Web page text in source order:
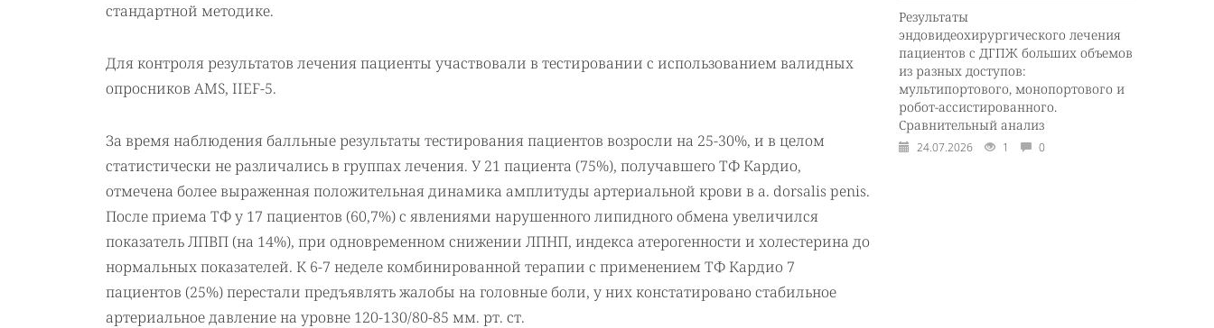
стандартной методике.
Для контроля результатов лечения пациенты участвовали в тестировании с использованием валидных
опросников AMS, IIEF-5.
За время наблюдения балльные результаты тестирования пациентов возросли на 25-30%, и в целом
статистически не различались в группах лечения. У 21 пациента (75%), получавшего ТФ Кардио,
отмечена более выраженная положительная динамика амплитуды артериальной крови в a. dorsalis penis.
После приема ТФ у 17 пациентов (60,7%) с явлениями нарушенного липидного обмена увеличился
показатель ЛПВП (на 14%), при одновременном снижении ЛПНП, индекса атерогенности и холестерина до
нормальных показателей. К 6-7 неделе комбинированной терапии с применением ТФ Кардио 7
пациентов (25%) перестали предъявлять жалобы на головные боли, у них констатировано стабильное
артериальное давление на уровне 120-130/80-85 мм. рт. ст.
Результаты
эндовидеохирургического лечения
пациентов с ДГПЖ больших объемов
из разных доступов:
мультипортового, монопортового и
робот-ассистированного.
Сравнительный анализ
24.07.2026 1 0